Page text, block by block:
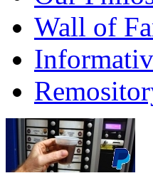
Wall of